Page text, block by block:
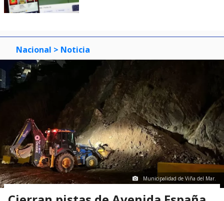
Nacional > Noticia
Municipalidad de Viña del Mar.